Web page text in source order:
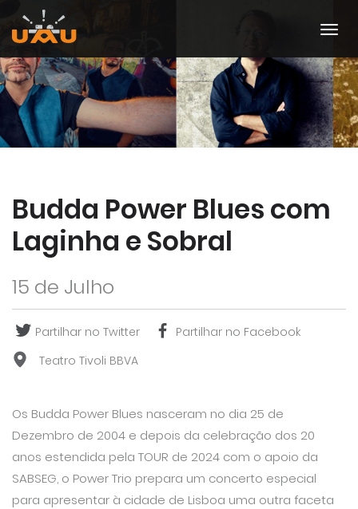
Budda Power Blues com
Laginha e Sobral
15 de Julho
Partilhar no Twitter
Partilhar no Facebook
Teatro Tivoli BBVA
Os Budda Power Blues nasceram no dia 25 de
Dezembro de 2004 e depois da celebração dos 20
anos estendida pela TOUR de 2024 com o apoio da
SABSEG, o Power Trio prepara um concerto especial
para apresentar à cidade de Lisboa uma outra faceta